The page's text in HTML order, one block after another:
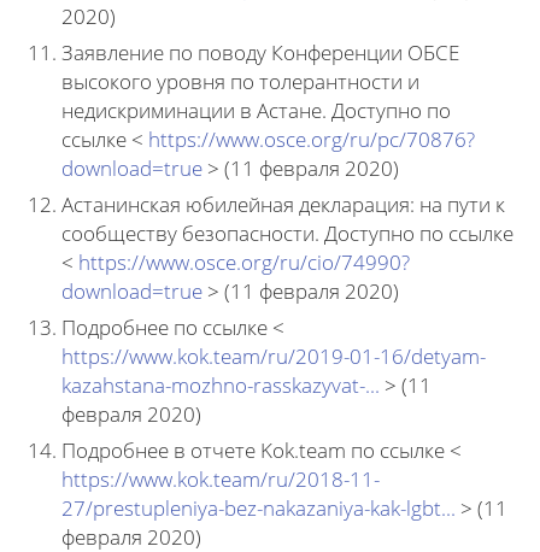
2020)
Заявление по поводу Конференции ОБСЕ
высокого уровня по толерантности и
недискриминации в Астане. Доступно по
ссылке < https://www.osce.org/ru/pc/70876?
download=true> (11 февраля 2020)
Астанинская юбилейная декларация: на пути к
сообществу безопасности. Доступно по ссылке
< https://www.osce.org/ru/cio/74990?
download=true> (11 февраля 2020)
Подробнее по ссылке <
https://www.kok.team/ru/2019-01-16/detyam-
kazahstana-mozhno-rasskazyvat-... > (11
февраля 2020)
Подробнее в отчете Kok.team по ссылке <
https://www.kok.team/ru/2018-11-
27/prestupleniya-bez-nakazaniya-kak-lgbt... > (11
февраля 2020)